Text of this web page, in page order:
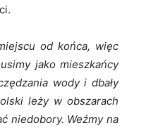
od końca, więc
jako mieszkańcy
wody i dbały
leży w obszarach
niedobory. Weźmy na